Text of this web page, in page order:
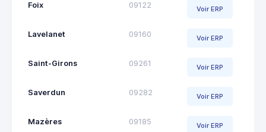
Foix 09122 Voir ERP
Lavelanet 09160 Voir ERP
Saint-Girons 09261 Voir ERP
Saverdun 09282 Voir ERP
Mazères 09185 Voir ERP